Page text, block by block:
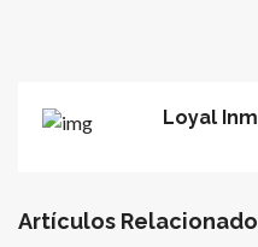
Loyal
Artículos